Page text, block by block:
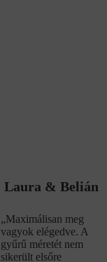
Laura & Belián
„Maximálisan meg
vagyok elégedve. A
gyűrű méretét nem
sikerült elsőre